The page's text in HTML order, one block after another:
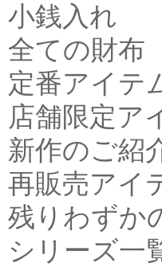
小銭入れ
全ての財布
定番アイテ
店舗限定ア
新作のご紹
再販売アイ
残りわずか
シリーズ一